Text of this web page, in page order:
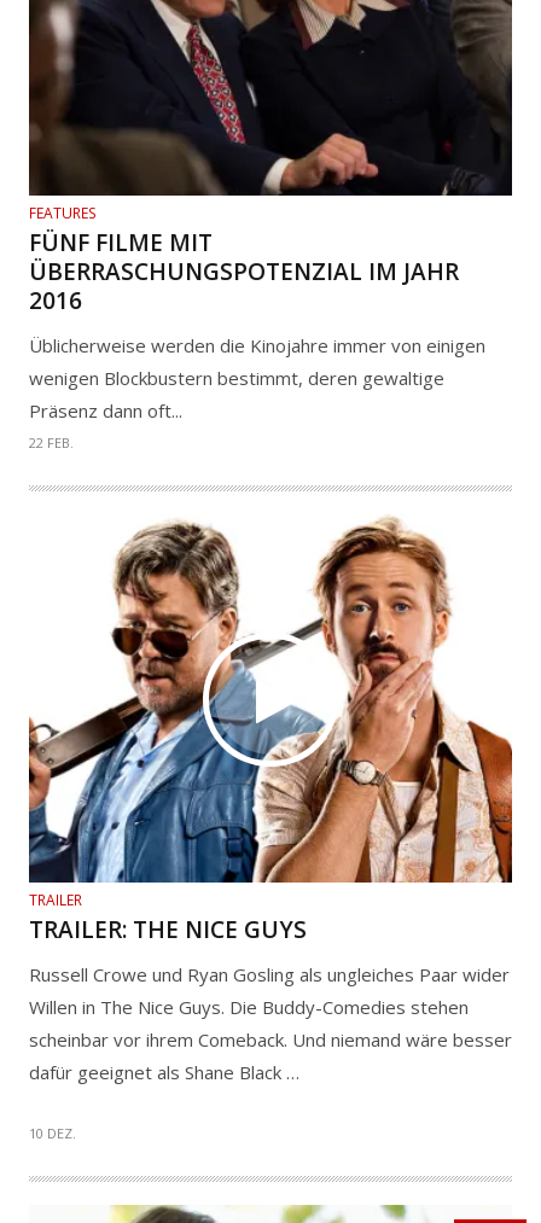
FEATURES
FÜNF FILME MIT
ÜBERRASCHUNGSPOTENZIAL IM JAHR
2016
Üblicherweise werden die Kinojahre immer von einigen
wenigen Blockbustern bestimmt, deren gewaltige
Präsenz dann oft...
22 FEB.
TRAILER
TRAILER: THE NICE GUYS
Russell Crowe und Ryan Gosling als ungleiches Paar wider
Willen in The Nice Guys. Die Buddy-Comedies stehen
scheinbar vor ihrem Comeback. Und niemand wäre besser
dafür geeignet als Shane Black …
10 DEZ.